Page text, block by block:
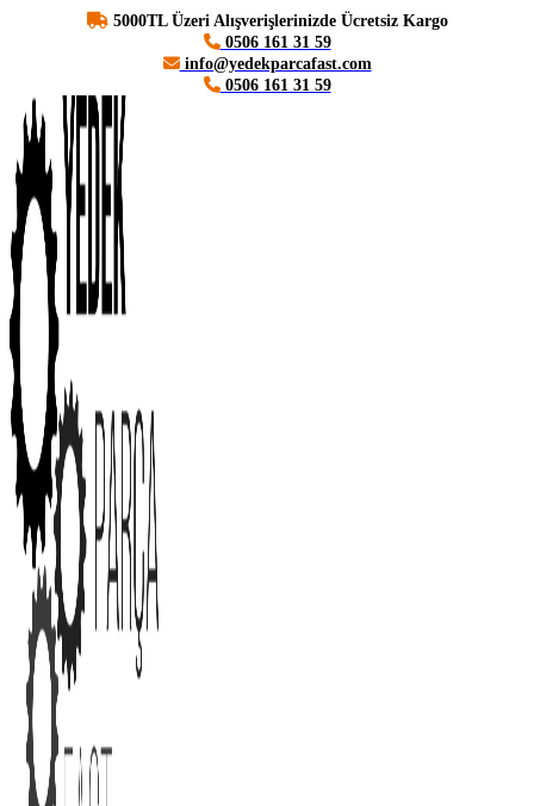
5000TL Üzeri Alışverişlerinizde Ücretsiz Kargo
0506 161 31 59
info@yedekparcafast.com
0506 161 31 59